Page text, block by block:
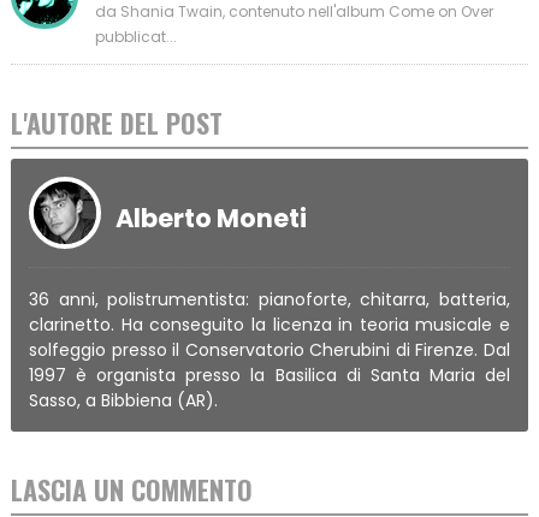
da Shania Twain, contenuto nell'album Come on Over
pubblicat...
L'AUTORE DEL POST
Alberto Moneti
36 anni, polistrumentista: pianoforte, chitarra, batteria,
clarinetto. Ha conseguito la licenza in teoria musicale e
solfeggio presso il Conservatorio Cherubini di Firenze. Dal
1997 è organista presso la Basilica di Santa Maria del
Sasso, a Bibbiena (AR).
LASCIA UN COMMENTO